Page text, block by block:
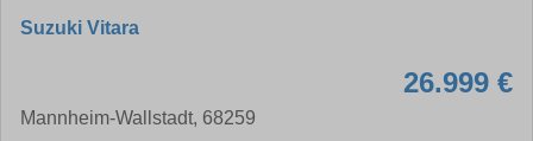
Suzuki Vitara
26.999 €
Mannheim-Wallstadt, 68259